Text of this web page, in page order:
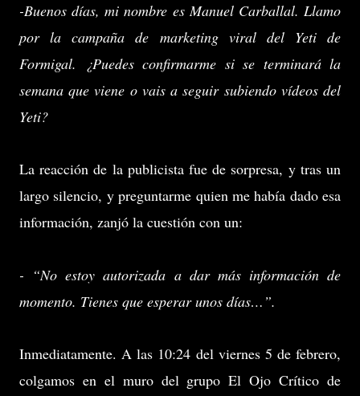
-Buenos días, mi nombre es Manuel Carballal. Llamo
por la campaña de marketing viral del Yeti de
Formigal. ¿Puedes confirmarme si se terminará la
semana que viene o vais a seguir subiendo vídeos del
Yeti?
La reacción de la publicista fue de sorpresa, y tras un
largo silencio, y preguntarme quien me había dado esa
información, zanjó la cuestión con un:
- “No estoy autorizada a dar más información de
momento. Tienes que esperar unos días…”.
Inmediatamente. A las 10:24 del viernes 5 de febrero,
colgamos en el muro del grupo El Ojo Crítico de